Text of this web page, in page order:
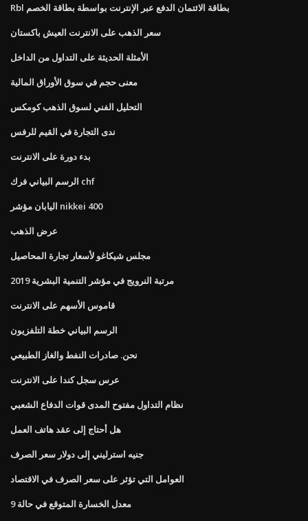
Rbl بطاقة الائتمان الدفع عبر الإنترنت بواسطة بطاقة الخصم
سعر الذهب على الانترنت العيش باكستان
الأمثلة الحديثة على التداول من الداخل
معنى حجم في سوق الأوراق المالية
التحليل الفني لسوق الذهب كومكس
ندى التجارة في القيم للرفس
بدء دورة على الانترنت
الرسم البياني فرك chf
اليابان مؤشر nikkei 400
عرض الذهب
مجلس شيكاغو لأسعار تجارة المحاصيل
مرتبة النرويج في مؤشر التنمية البشرية 2019
قاموس الأسهم على الانترنت
الرسم البياني خطة التلفزيون
نحن. صادرات النفط والغاز الطبيعي
عرس سجل كندا على الانترنت
نظام التداول مفتوح المدى قوات الدفاع الشعبي
هل أحتاج إلى عقد هاتف العمل
جنيه استرليني إلى دولار سعر الصرف
العوامل التي تؤثر على سعر الصرف في الاقتصاد
معدل الخسارة المتوقع في حالة 9